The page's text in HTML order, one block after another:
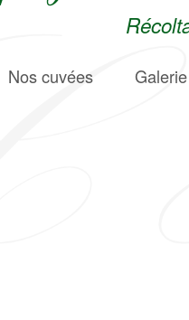
Nos cuvées